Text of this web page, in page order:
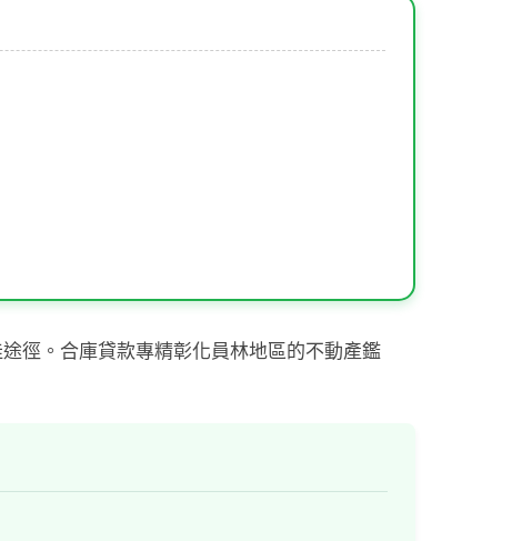
徑。合庫貸款專精彰化員林地區的不動產鑑